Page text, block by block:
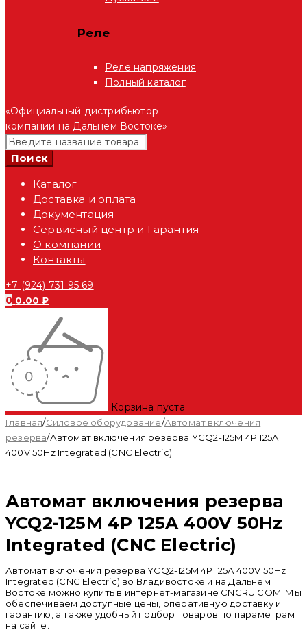
Реле
Реле напряжения
Полный каталог
«Официальный дистрибьютор
компании на Дальнем Востоке»
Каталог
Доставка и оплата
Документация
Сервисный центр и Гарантия
О компании
Контакты
+7 (924) 731 95 69
0 0.00₽
Корзина пуста
Главная/Силовое оборудование/Автомат включения
резерва/Автомат включения резерва YCQ2-125M 4P 125A
400V 50Hz Integrated (CNC Electric)
Автомат включения резерва
YCQ2-125M 4P 125A 400V 50Hz
Integrated (CNC Electric)
Автомат включения резерва YCQ2-125M 4P 125A 400V 50Hz
Integrated (CNC Electric) во Владивостоке и на Дальнем
Востоке можно купить в интернет-магазине CNCRU.COM. Мы
обеспечиваем доступные цены, оперативную доставку и
гарантию, а также удобный подбор товаров по параметрам
на сайте.